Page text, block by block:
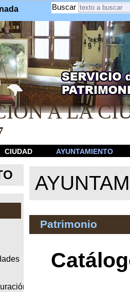
Buscar
A LA
CIUDAD AYUNTAMIENTO
Patrimonio